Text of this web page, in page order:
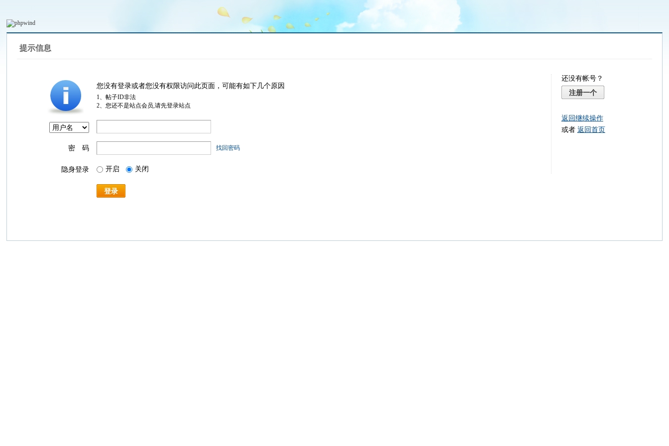
提示信息
您没有登录或者您没有权限访问此页面，可能有如下几个原因
1、帖子ID非法
2、您还不是站点会员,请先登录站点
密 码 找回密码
隐身登录 开启 关闭
登录
还没有帐号？
注册一个
返回继续操作
或者 返回首页